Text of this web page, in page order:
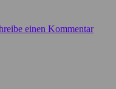
einen Kommentar